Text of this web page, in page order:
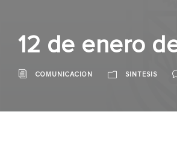
12 de enero
COMUNICACION SINTESIS